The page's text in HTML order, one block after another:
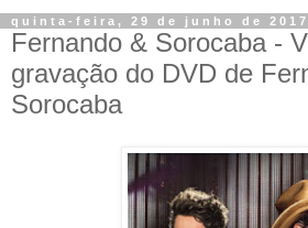
quinta-feira, 29 de junho de 2017
Fernando & Sorocaba -
gravação do DVD de
Sorocaba